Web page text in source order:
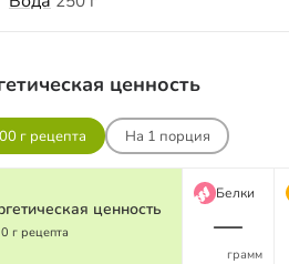
ценность
г рецепта На 1 порция
ценность
г рецепта
Белки
—
грамм